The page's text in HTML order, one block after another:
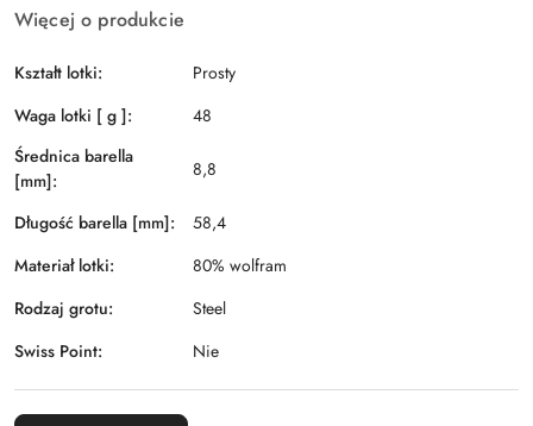
Więcej o produkcie
Kształt lotki:
Prosty
Waga lotki [ g ]:
48
Średnica barella
[mm]:
8,8
Długość barella [mm]:
58,4
Materiał lotki:
80% wolfram
Rodzaj grotu:
Steel
Swiss Point:
Nie